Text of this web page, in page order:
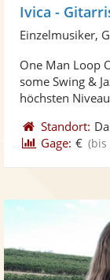
Ivica -
Einzelmusiker,
One Man Loop
some Swing &
höchsten
Standort:
Gage: € (bis